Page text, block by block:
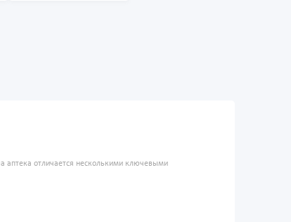
аптека отличается несколькими ключевыми